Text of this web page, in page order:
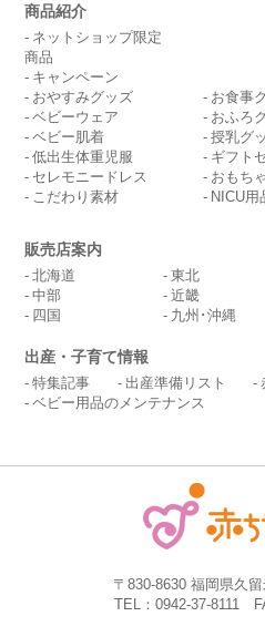
商品紹介
ネットショップ限定
商品
キャンペーン
おやすみグッズ
ベビーウェア
ベビー肌着
低出生体重児服
セレモニードレス
こだわり素材
お食事
おふろ
授乳グ
ギフト
おもち
NICU用
販売店案内
北海道 東北
中部
近畿
四国
九州･沖縄
出産・子育て情報
特集記事 出産準備リスト
ベビー用品のメンテナンス
〒830-8630 福岡県久
TEL：0942-37-8111